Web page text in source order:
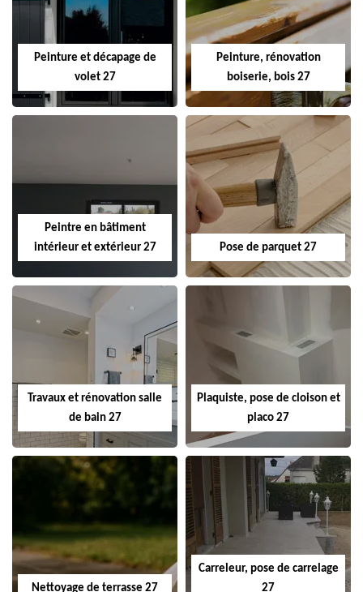
Peinture et décapage de
volet 27
Peinture, rénovation
boiserie, bois 27
Peintre en bâtiment
intérieur et extérieur 27
Pose de parquet 27
Travaux et rénovation salle
de bain 27
Plaquiste, pose de cloison et
placo 27
Nettoyage de terrasse 27
Carreleur, pose de carrelage
27